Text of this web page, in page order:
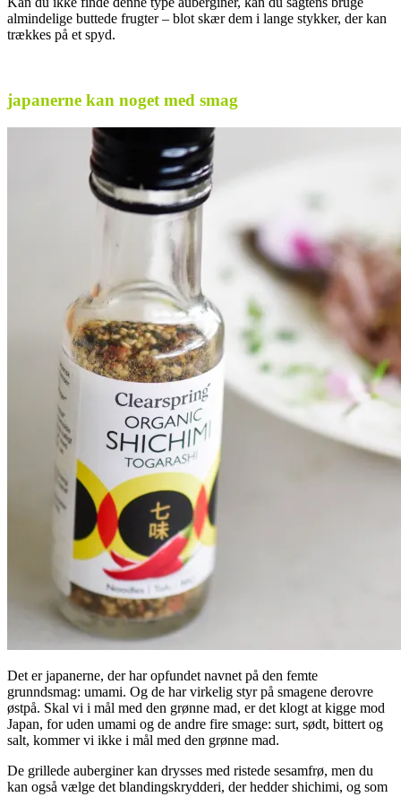
almindelige buttede frugter – blot skær dem i lange stykker, der kan
trækkes på et spyd.
japanerne kan noget med smag
Det er japanerne, der har opfundet navnet på den femte
grunndsmag: umami. Og de har virkelig styr på smagene derovre
østpå. Skal vi i mål med den grønne mad, er det klogt at kigge mod
Japan, for uden umami og de andre fire smage: surt, sødt, bittert og
salt, kommer vi ikke i mål med den grønne mad.
De grillede auberginer kan drysses med ristede sesamfrø, men du
kan også vælge det blandingskrydderi, der hedder shichimi, og som